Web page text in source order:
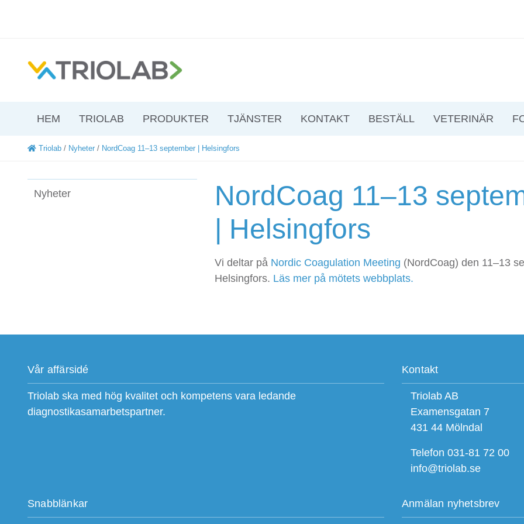
HEM TRIOLAB PRODUKTER TJÄNSTER KONTAKT BESTÄLL VETERINÄR
Triolab / Nyheter / NordCoag 11–13 september | Helsingfors
Nyheter
NordCoag 11–13
| Helsingfors
Vi deltar på Nordic Coagulation Meeting (NordCoag) den 11–13
Helsingfors. Läs mer på mötets webbplats.
Vår affärsidé
Triolab ska med hög kvalitet och kompetens vara ledande
diagnostikasamarbetspartner.
Kontakt
Triolab AB
Examensgatan 7
431 44 Mölndal
Telefon 031-81 72 00
info@triolab.se
Snabblänkar Anmälan nyhetsbrev